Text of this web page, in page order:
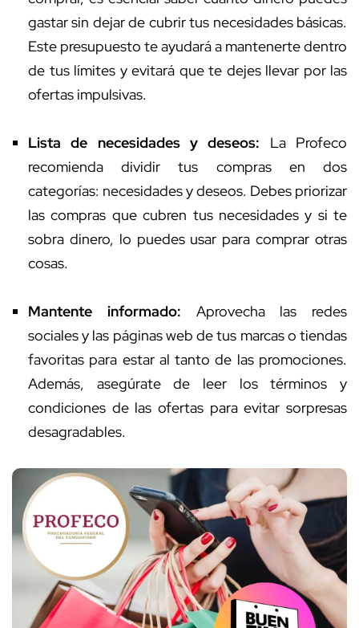
gastar sin dejar de cubrir tus necesidades básicas.
Este presupuesto te ayudará a mantenerte dentro
de tus límites y evitará que te dejes llevar por las
ofertas impulsivas.
Lista de necesidades y deseos: La Profeco
recomienda dividir tus compras en dos
categorías: necesidades y deseos. Debes priorizar
las compras que cubren tus necesidades y si te
sobra dinero, lo puedes usar para comprar otras
cosas.
Mantente informado: Aprovecha las redes
sociales y las páginas web de tus marcas o tiendas
favoritas para estar al tanto de las promociones.
Además, asegúrate de leer los términos y
condiciones de las ofertas para evitar sorpresas
desagradables.